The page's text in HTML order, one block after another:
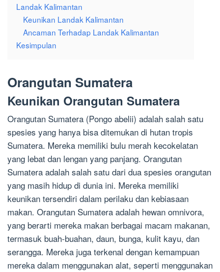
Landak Kalimantan
Keunikan Landak Kalimantan
Ancaman Terhadap Landak Kalimantan
Kesimpulan
Orangutan Sumatera
Keunikan Orangutan Sumatera
Orangutan Sumatera (Pongo abelii) adalah salah satu
spesies yang hanya bisa ditemukan di hutan tropis
Sumatera. Mereka memiliki bulu merah kecokelatan
yang lebat dan lengan yang panjang. Orangutan
Sumatera adalah salah satu dari dua spesies orangutan
yang masih hidup di dunia ini. Mereka memiliki
keunikan tersendiri dalam perilaku dan kebiasaan
makan. Orangutan Sumatera adalah hewan omnivora,
yang berarti mereka makan berbagai macam makanan,
termasuk buah-buahan, daun, bunga, kulit kayu, dan
serangga. Mereka juga terkenal dengan kemampuan
mereka dalam menggunakan alat, seperti menggunakan